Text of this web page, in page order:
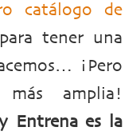
catálogo de
para tener una
¡Pero
amplia!
Entrena es la